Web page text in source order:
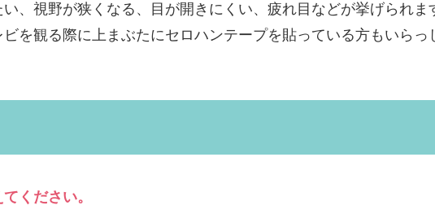
、視野が狭くなる、目が開きにくい、疲れ目などが挙げられま
を観る際に上まぶたにセロハンテープを貼っている方もいらっ
ください。